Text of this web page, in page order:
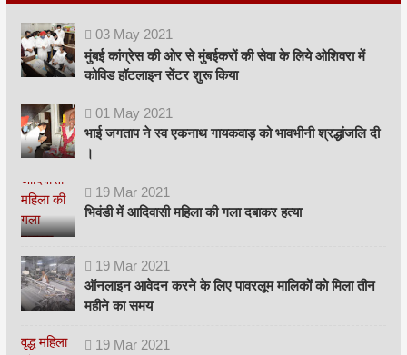
03 May 2021
मुंबई कांग्रेस की ओर से मुंबईकरों की सेवा के लिये ओशिवरा में
कोविड हॉटलाइन सेंटर शुरू किया
01 May 2021
भाई जगताप ने स्व एकनाथ गायकवाड़ को भावभीनी श्रद्धांजलि दी
।
19 Mar 2021
भिवंडी में आदिवासी महिला की गला दबाकर हत्या
19 Mar 2021
ऑनलाइन आवेदन करने के लिए पावरलूम मालिकों को मिला तीन
महीने का समय
19 Mar 2021